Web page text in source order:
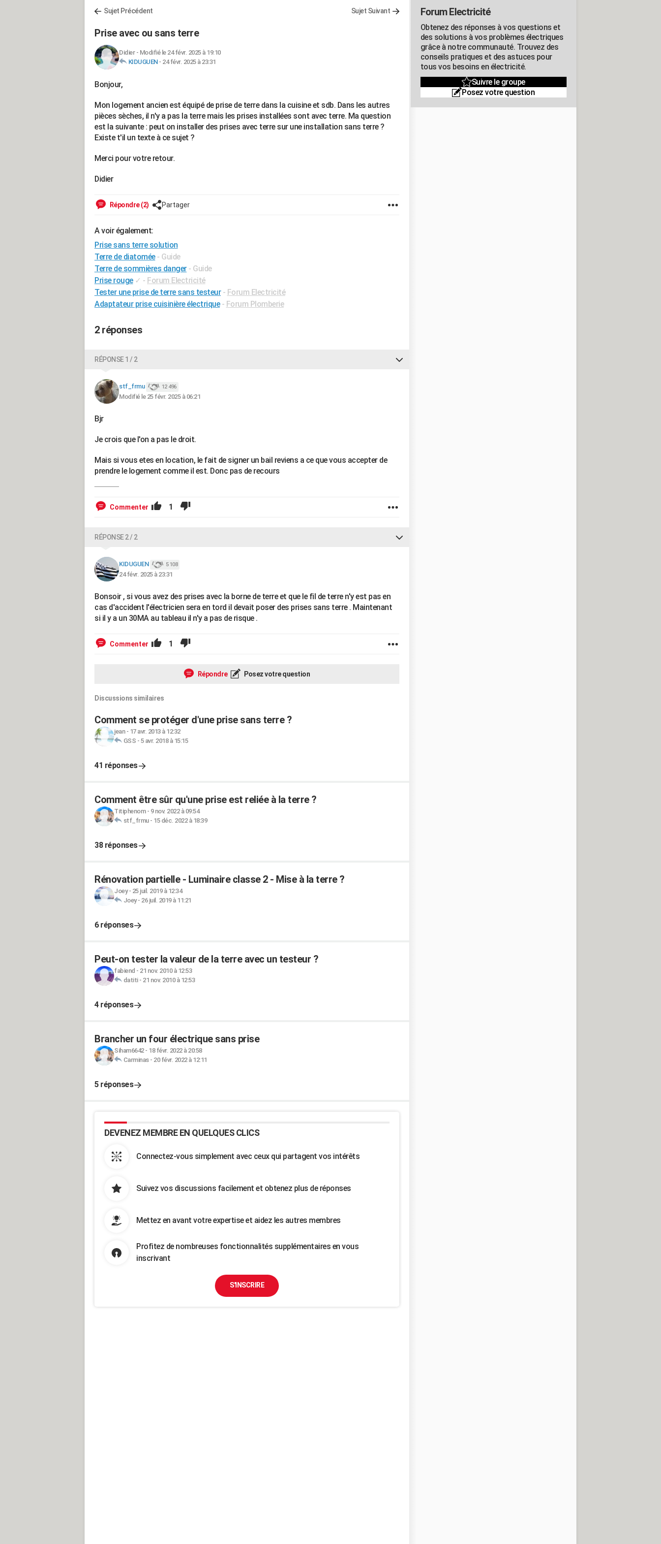
Sujet Précédent Sujet Suivant
Prise avec ou sans terre
Didier- Modifié le 24 févr. 2025 à 19:10
KIDUGUEN- 24 févr. 2025 à 23:31
Bonjour,
Mon logement ancien est équipé de prise de terre dans la cuisine et sdb. Dans les autres
pièces sèches, il n'y a pas la terre mais les prises installées sont avec terre. Ma question
est la suivante : peut on installer des prises avec terre sur une installation sans terre ?
Existe t'il un texte à ce sujet ?
Merci pour votre retour.
Didier
Répondre (2) Partager
A voir également:
Prise sans terre solution
Terre de diatomée - Guide
Terre de sommières danger - Guide
Prise rouge ✓ - Forum Electricité
Tester une prise de terre sans testeur - Forum Electricité
Adaptateur prise cuisinière électrique - Forum Plomberie
2 réponses
RÉPONSE 1 / 2
stf_frmu 12 496
Modifié le 25 févr. 2025 à 06:21
Bjr
Je crois que l'on a pas le droit.
Mais si vous etes en location, le fait de signer un bail reviens a ce que vous accepter de
prendre le logement comme il est. Donc pas de recours
Commenter 1
RÉPONSE 2 / 2
KIDUGUEN 5 108
24 févr. 2025 à 23:31
Bonsoir , si vous avez des prises avec la borne de terre et que le fil de terre n'y est pas en
cas d'accident l'électricien sera en tord il devait poser des prises sans terre . Maintenant
si il y a un 30MA au tableau il n'y a pas de risque .
Commenter 1
Répondre Posez votre question
Discussions similaires
Comment se protéger d'une prise sans terre ?
jean- 17 avr. 2013 à 12:32
GSS - 5 avr. 2018 à 15:15
41 réponses
Comment être sûr qu'une prise est reliée à la terre ?
Titiphenom- 9 nov. 2022 à 09:54
stf_frmu- 15 déc. 2022 à 18:39
38 réponses
Rénovation partielle - Luminaire classe 2 - Mise à la terre ?
Joey- 25 juil. 2019 à 12:34
Joey- 26 juil. 2019 à 11:21
6 réponses
Peut-on tester la valeur de la terre avec un testeur ?
fabiend - 21 nov. 2010 à 12:53
datiti- 21 nov. 2010 à 12:53
4 réponses
Brancher un four électrique sans prise
Siham6642- 18 févr. 2022 à 20:58
Carminas- 20 févr. 2022 à 12:11
5 réponses
DEVENEZ MEMBRE EN QUELQUES CLICS
Connectez-vous simplement avec ceux qui partagent vos intérêts
Suivez vos discussions facilement et obtenez plus de réponses
Mettez en avant votre expertise et aidez les autres membres
Profitez de nombreuses fonctionnalités supplémentaires en vous
inscrivant
S'INSCRIRE
Forum Electricité
Obtenez des réponses à vos questions et
des solutions à vos problèmes électriques
grâce à notre communauté. Trouvez des
conseils pratiques et des astuces pour
tous vos besoins en électricité.
Suivre le groupe
Posez votre question